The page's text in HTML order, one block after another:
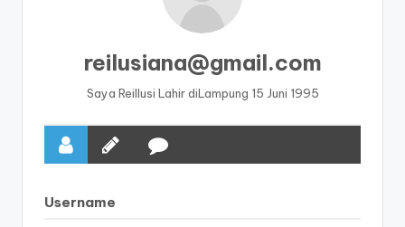
reilusiana@gmail.com
Saya ReiIlusi Lahir diLampung 15 Juni 1995
Username